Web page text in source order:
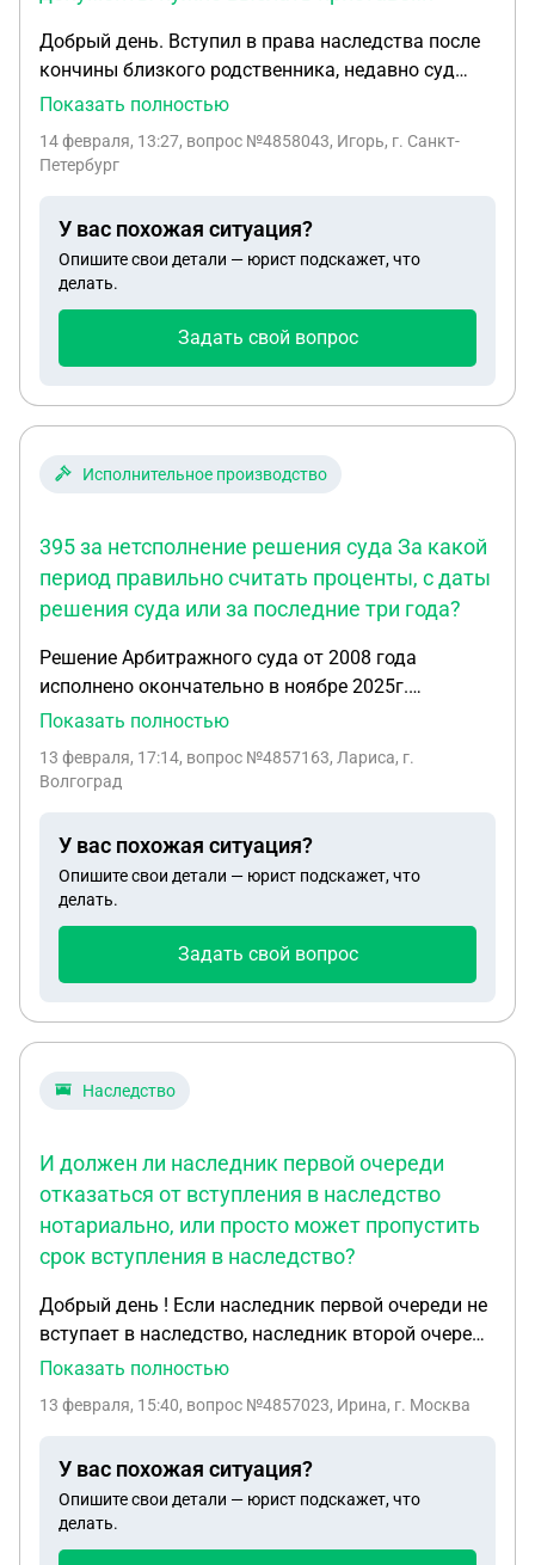
Добрый день. Вступил в права наследства после
кончины близкого родственника, недавно суд
сделал меня взыскателем по исполнительному
Исполнительное производство ведётся в другом
произвести замену взыскателя. Вот вопрос:
кроме копии решения суда, моего заявления и
реквизитов для перечисления денежных средств,
какие ещё документы нужно выслать приставом?
Показать полностью
14 февраля, 13:27, вопрос №4858043, Игорь, г. Санкт-
Петербург
У вас похожая ситуация?
Опишите свои детали — юрист подскажет, что
делать.
Задать свой вопрос
Исполнительное производство
395 за нетсполнение решения суда За какой
период правильно считать проценты, с даты
решения суда или за последние три года?
Решение Арбитражного суда от 2008 года
исполнено окончательно в ноябре 2025г.
Должница в течении 10 лет рожала детей, не
возбуждались регулярно, но безрезультатно. В
года приставами по частям списывались суммы с
карт должника. В ноябре долг погашен
полностью. Вопрос - хочу подать иск по ст. 395 за
нетсполнение решения суда За какой период
правильно считать проценты, с даты решения
Показать полностью
13 февраля, 17:14, вопрос №4857163, Лариса, г.
Волгоград
У вас похожая ситуация?
Опишите свои детали — юрист подскажет, что
делать.
Задать свой вопрос
Наследство
И должен ли наследник первой очереди
отказаться от вступления в наследство
нотариально, или просто может пропустить
срок вступления в наследство?
Добрый день ! Если наследник первой очереди не
вступает в наследство, наследник второй очереди
должен подать заявление на вступление в
наследник первой очереди отказаться от
может пропустить срок вступления в наследство?
Спасибо!
Показать полностью
13 февраля, 15:40, вопрос №4857023, Ирина, г. Москва
У вас похожая ситуация?
Опишите свои детали — юрист подскажет, что
делать.